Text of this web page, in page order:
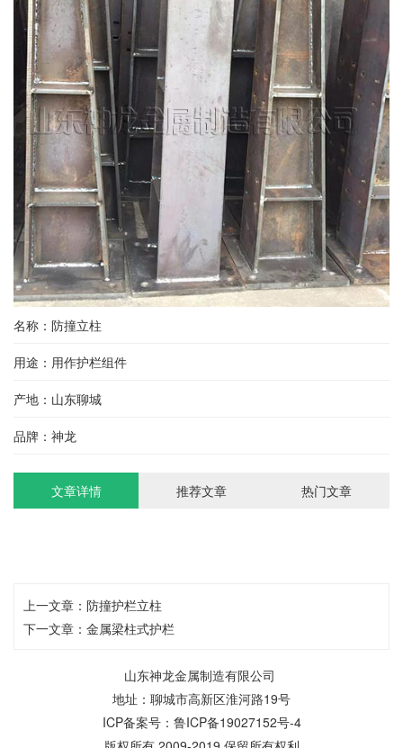
名称：防撞立柱
用途：用作护栏组件
产地：山东聊城
品牌：神龙
文章详情 推荐文章 热门文章
上一文章： 防撞护栏立柱
下一文章： 金属梁柱式护栏
山东神龙金属制造有限公司
地址：聊城市高新区淮河路19号
ICP备案号： 鲁ICP备19027152号-4